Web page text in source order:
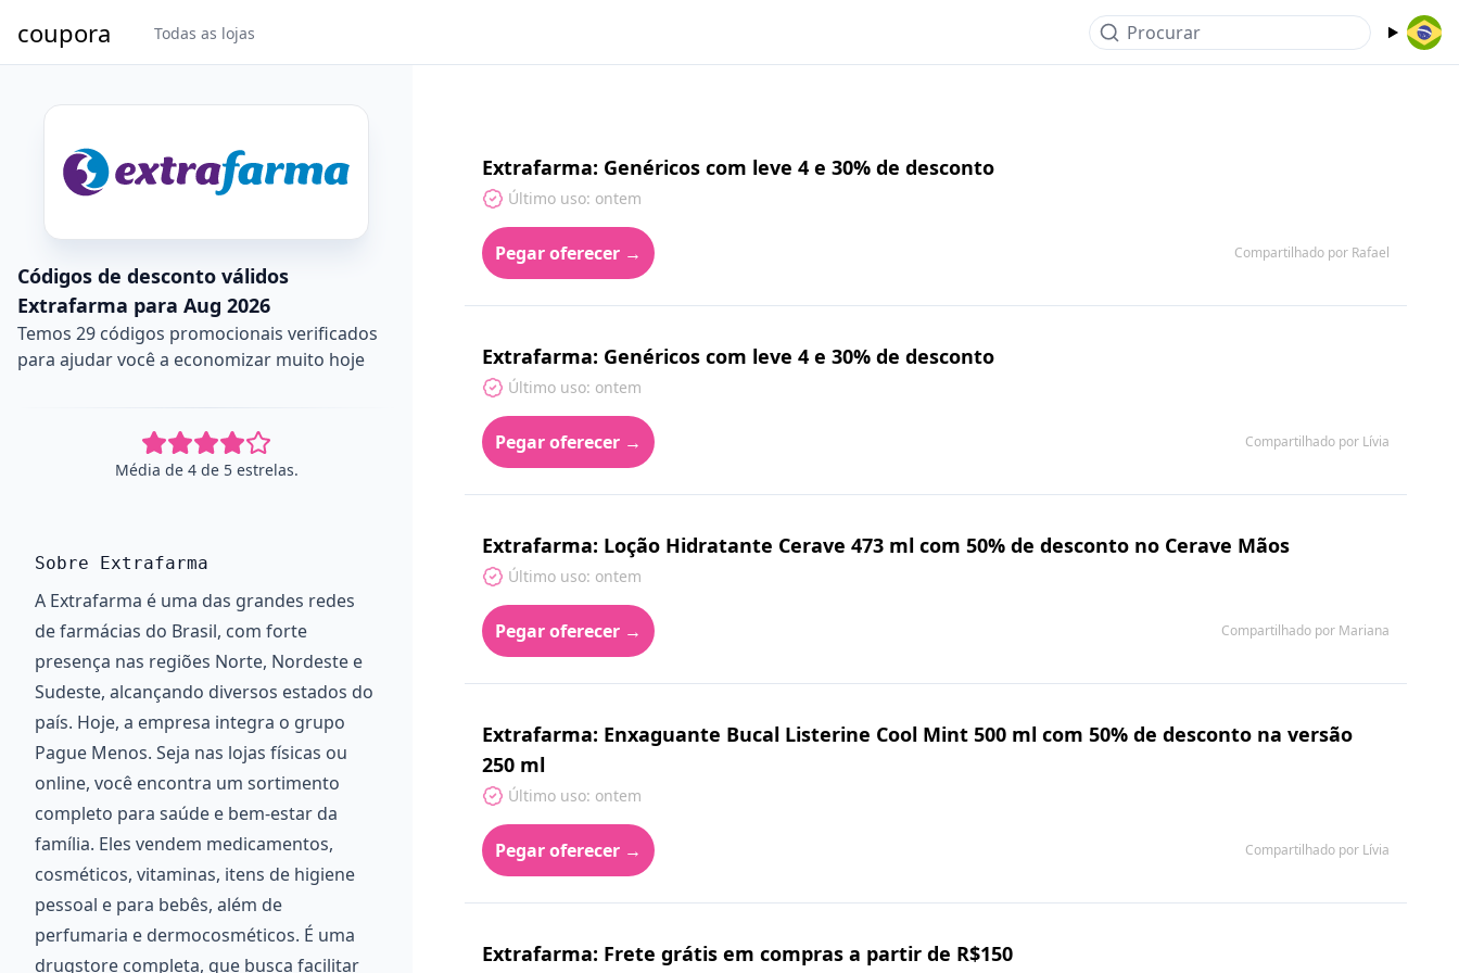
coupora Todas as lojas Procurar
Códigos de desconto válidos
Extrafarma para Aug 2026
Temos 29 códigos promocionais verificados
para ajudar você a economizar muito hoje
Média de 4 de 5 estrelas.
Extrafarma: Genéricos com leve 4 e 30% de desconto
Último uso: ontem
Pegar oferecer → Compartilhado por Rafael
Extrafarma: Genéricos com leve 4 e 30% de desconto
Último uso: ontem
Pegar oferecer → Compartilhado por Lívia
Extrafarma: Loção Hidratante Cerave 473 ml com 50% de desconto no Cerave Mãos
Último uso: ontem
Pegar oferecer → Compartilhado por Mariana
Extrafarma: Enxaguante Bucal Listerine Cool Mint 500 ml com 50% de desconto na versão
250 ml
Último uso: ontem
Pegar oferecer → Compartilhado por Lívia
Extrafarma: Frete grátis em compras a partir de R$150
Sobre Extrafarma
A Extrafarma é uma das grandes redes
de farmácias do Brasil, com forte
presença nas regiões Norte, Nordeste e
Sudeste, alcançando diversos estados do
país. Hoje, a empresa integra o grupo
Pague Menos. Seja nas lojas físicas ou
online, você encontra um sortimento
completo para saúde e bem-estar da
família. Eles vendem medicamentos,
cosméticos, vitaminas, itens de higiene
pessoal e para bebês, além de
perfumaria e dermocosméticos. É uma
drugstore completa, que busca facilitar